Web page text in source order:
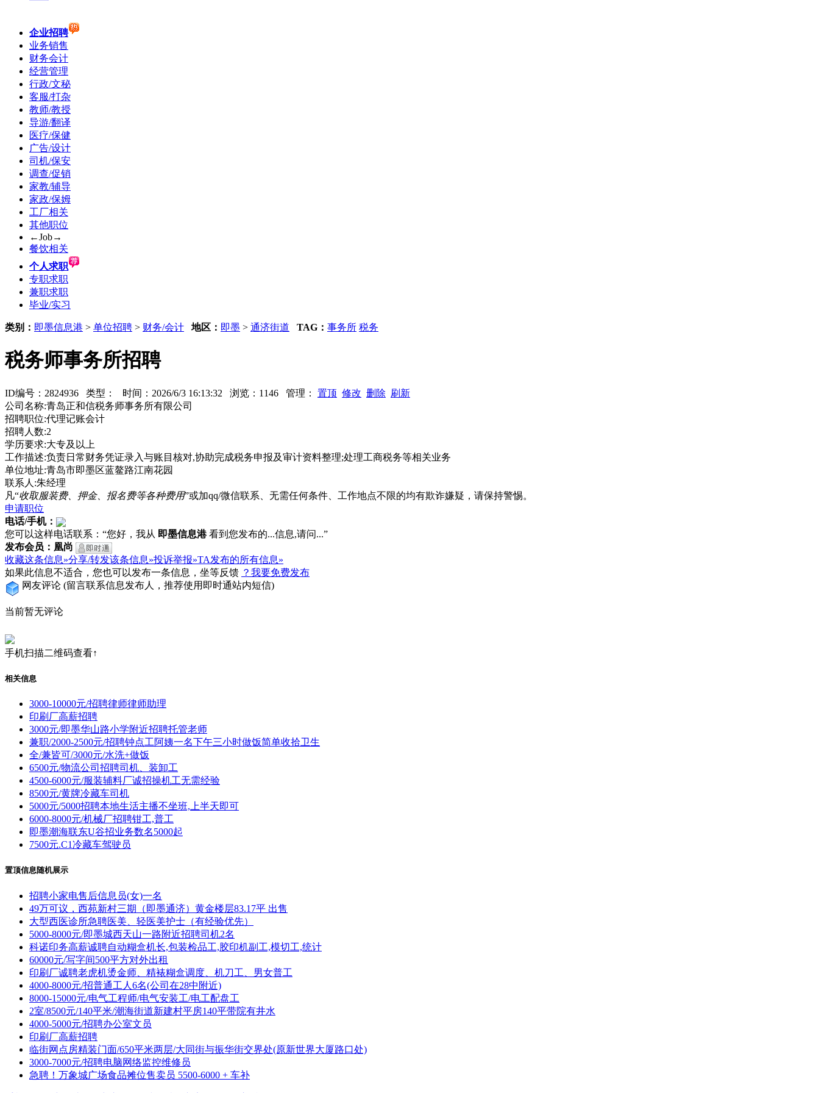
企业招聘
业务销售
财务会计
经营管理
行政/文秘
客服/打杂
教师/教授
导游/翻译
医疗/保健
广告/设计
司机/保安
调查/促销
家教/辅导
家政/保姆
工厂相关
其他职位
←Job→
餐饮相关
个人求职
专职求职
兼职求职
毕业/实习
类别： 即墨信息港 > 单位招聘 > 财务/会计 地区： 即墨 > 通济街道 TAG： 事务所 税务
税务师事务所招聘
ID编号：2824936 类型： 时间：2026/6/3 16:13:32 浏览：1146 管理： 置顶 修改 删除 刷新
公司名称:青岛正和信税务师事务所有限公司
招聘职位:代理记账会计
招聘人数:2
学历要求:大专及以上
工作描述:负责日常财务凭证录入与账目核对,协助完成税务申报及审计资料整理;处理工商税务等相关业务
单位地址:青岛市即墨区蓝鳌路江南花园
联系人:朱经理
凡“收取服装费、押金、报名费等各种费用”或加qq/微信联系、无需任何条件、工作地点不限的均有欺诈嫌疑，请保持警惕。
申请职位
电话/手机：
您可以这样电话联系：“您好，我从 即墨信息港看到您发布的...信息,请问...”
发布会员：凰尚
收藏这条信息»分享/转发该条信息»投诉举报»TA发布的所有信息»
如果此信息不适合，您也可以发布一条信息，坐等反馈 ？我要免费发布
网友评论 (留言联系信息发布人，推荐使用即时通站内短信)
当前暂无评论
手机扫描二维码查看↑
相关信息
3000-10000元/招聘律师律师助理
印刷厂高薪招聘
3000元/即墨华山路小学附近招聘托管老师
兼职/2000-2500元/招聘钟点工阿姨一名下午三小时做饭简单收拾卫生
全/兼皆可/3000元/水洗+做饭
6500元/物流公司招聘司机、装卸工
4500-6000元/服装辅料厂诚招操机工无需经验
8500元/黄牌冷藏车司机
5000元/5000招聘本地生活主播不坐班,上半天即可
6000-8000元/机械厂招聘钳工,普工
即墨潮海联东U谷招业务数名5000起
7500元.C1冷藏车驾驶员
置顶信息随机展示
招聘小家电售后信息员(女)一名
49万可议，西苑新村三期（即墨通济）黄金楼层83.17平 出售
大型西医诊所急聘医美、轻医美护士（有经验优先）
5000-8000元/即墨城西天山一路附近招聘司机2名
科诺印务高薪诚聘自动糊盒机长,包装检品工,胶印机副工,模切工,统计
60000元/写字间500平方对外出租
印刷厂诚聘老虎机烫金师、精裱糊盒调度、机刀工、男女普工
4000-8000元/招普通工人6名(公司在28中附近)
8000-15000元/电气工程师/电气安装工/电工配盘工
2室/8500元/140平米/潮海街道新建村平房140平带院有井水
4000-5000元/招聘办公室文员
印刷厂高薪招聘
临街网点房精装门面/650平米两层/大同街与振华街交界处(原新世界大厦路口处)
3000-7000元/招聘电脑网络监控维修员
急聘！万象城广场食品摊位售卖员 5500-6000 + 车补